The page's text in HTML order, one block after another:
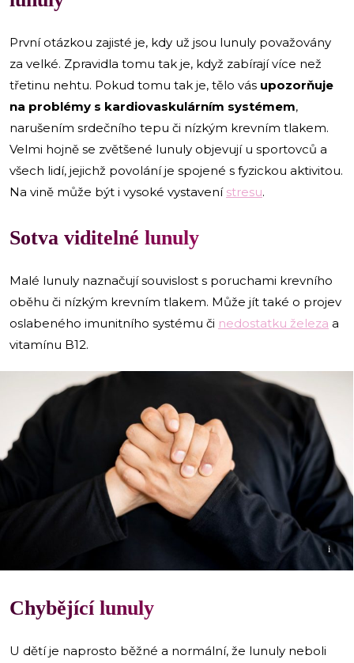
První otázkou zajisté je, kdy už jsou lunuly považovány
za velké. Zpravidla tomu tak je, když zabírají více než
třetinu nehtu. Pokud tomu tak je, tělo vás upozorňuje
na problémy s kardiovaskulárním systémem,
narušením srdečního tepu či nízkým krevním tlakem.
Velmi hojně se zvětšené lunuly objevují u sportovců a
všech lidí, jejichž povolání je spojené s fyzickou aktivitou.
Na vině může být i vysoké vystavení stresu.
Sotva viditelné lunuly
Malé lunuly naznačují souvislost s poruchami krevního
oběhu či nízkým krevním tlakem. Může jít také o projev
oslabeného imunitního systému či nedostatku železa a
vitamínu B12.
i
Chybějící lunuly
U dětí je naprosto běžné a normální, že lunuly neboli